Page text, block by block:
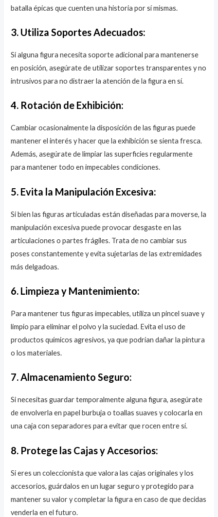
batalla épicas que cuenten una historia por sí mismas.
3. Utiliza Soportes Adecuados:
Si alguna figura necesita soporte adicional para mantenerse
en posición, asegúrate de utilizar soportes transparentes y no
intrusivos para no distraer la atención de la figura en sí.
4. Rotación de Exhibición:
Cambiar ocasionalmente la disposición de las figuras puede
mantener el interés y hacer que la exhibición se sienta fresca.
Además, asegúrate de limpiar las superficies regularmente
para mantener todo en impecables condiciones.
5. Evita la Manipulación Excesiva:
Si bien las figuras articuladas están diseñadas para moverse, la
manipulación excesiva puede provocar desgaste en las
articulaciones o partes frágiles. Trata de no cambiar sus
poses constantemente y evita sujetarlas de las extremidades
más delgadoas.
6. Limpieza y Mantenimiento:
Para mantener tus figuras impecables, utiliza un pincel suave y
limpio para eliminar el polvo y la suciedad. Evita el uso de
productos químicos agresivos, ya que podrían dañar la pintura
o los materiales.
7. Almacenamiento Seguro:
Si necesitas guardar temporalmente alguna figura, asegúrate
de envolverla en papel burbuja o toallas suaves y colocarla en
una caja con separadores para evitar que rocen entre sí.
8. Protege las Cajas y Accesorios:
Si eres un coleccionista que valora las cajas originales y los
accesorios, guárdalos en un lugar seguro y protegido para
mantener su valor y completar la figura en caso de que decidas
venderla en el futuro.